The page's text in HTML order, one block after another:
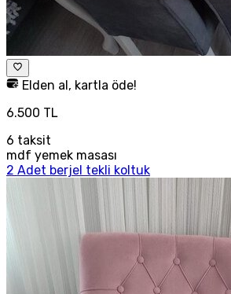
Elden al, kartla öde!
6.500 TL
6 taksit
mdf yemek masası
2 Adet berjel tekli koltuk